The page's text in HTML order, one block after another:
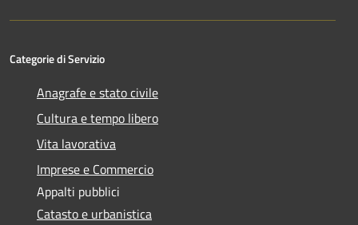
Categorie di Servizio
Anagrafe e stato civile
Cultura e tempo libero
Vita lavorativa
Imprese e Commercio
Appalti pubblici
Catasto e urbanistica